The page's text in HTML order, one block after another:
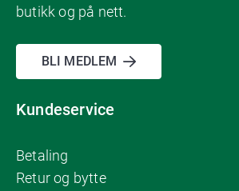
butikk og på nett.
BLI MEDLEM
Kundeservice
Betaling
Retur og bytte